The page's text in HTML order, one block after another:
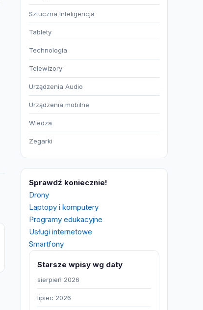
Sztuczna Inteligencja
Tablety
Technologia
Telewizory
Urządzenia Audio
Urządzenia mobilne
Wiedza
Zegarki
Sprawdź koniecznie!
Drony
Laptopy i komputery
Programy edukacyjne
Usługi internetowe
Smartfony
Starsze wpisy wg daty
sierpień 2026
lipiec 2026